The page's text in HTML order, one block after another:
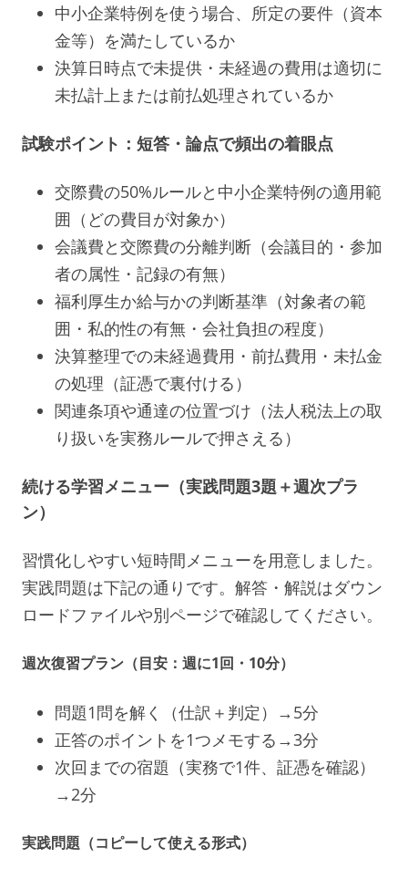
中小企業特例を使う場合、所定の要件（資本
金等）を満たしているか
決算日時点で未提供・未経過の費用は適切に
未払計上または前払処理されているか
試験ポイント：短答・論点で頻出の着眼点
交際費の50%ルールと中小企業特例の適用範
囲（どの費目が対象か）
会議費と交際費の分離判断（会議目的・参加
者の属性・記録の有無）
福利厚生か給与かの判断基準（対象者の範
囲・私的性の有無・会社負担の程度）
決算整理での未経過費用・前払費用・未払金
の処理（証憑で裏付ける）
関連条項や通達の位置づけ（法人税法上の取
り扱いを実務ルールで押さえる）
続ける学習メニュー（実践問題3題＋週次プラ
ン）
習慣化しやすい短時間メニューを用意しました。
実践問題は下記の通りです。解答・解説はダウン
ロードファイルや別ページで確認してください。
週次復習プラン（目安：週に1回・10分）
問題1問を解く（仕訳＋判定）→5分
正答のポイントを1つメモする→3分
次回までの宿題（実務で1件、証憑を確認）
→2分
実践問題（コピーして使える形式）